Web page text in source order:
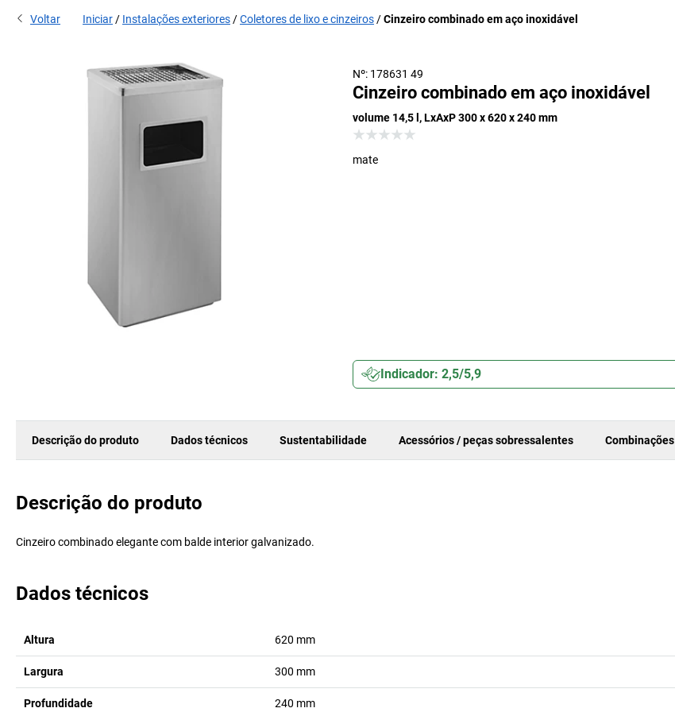
Voltar Iniciar Instalações exteriores Coletores de lixo e cinzeiros Cinzeiro combinado em aço inoxidável
Nº: 178631 49
Cinzeiro combinado em aço inoxidável
volume 14,5 l, LxAxP 300 x 620 x 240 mm
mate
Indicador: 2,5/5,9
Descrição do produto Dados técnicos Sustentabilidade Acessórios / peças sobressalentes Combinações
Descrição do produto
Cinzeiro combinado elegante com balde interior galvanizado.
Dados técnicos
Altura 620 mm
Largura 300 mm
Profundidade 240 mm